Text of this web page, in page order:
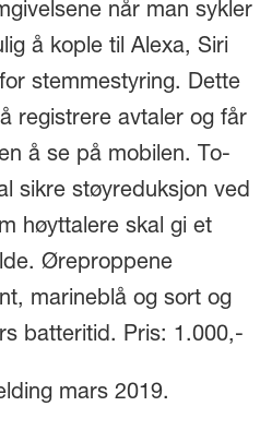
når man sykler
å kople til Alexa, Siri
stemmestyring. Dette
registrere avtaler og får
å se på mobilen. To-
sikre støyreduksjon ved
høyttalere skal gi et
Øreproppene
marineblå og sort og
batteritid. Pris: 1.000,-
mars 2019.